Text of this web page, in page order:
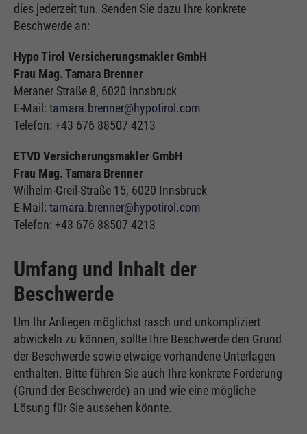
dies jederzeit tun. Senden Sie dazu Ihre konkrete
Beschwerde an:
Hypo Tirol Versicherungsmakler GmbH
Frau Mag. Tamara Brenner
Meraner Straße 8, 6020 Innsbruck
E-Mail: tamara.brenner@hypotirol.com
Telefon: +43 676 88507 4213
ETVD Versicherungsmakler GmbH
Frau Mag. Tamara Brenner
Wilhelm-Greil-Straße 15, 6020 Innsbruck
E-Mail: tamara.brenner@hypotirol.com
Telefon: +43 676 88507 4213
Umfang und Inhalt der
Beschwerde
Um Ihr Anliegen möglichst rasch und unkompliziert
abwickeln zu können, sollte Ihre Beschwerde den Grund
der Beschwerde sowie etwaige vorhandene Unterlagen
enthalten. Bitte führen Sie auch Ihre konkrete Forderung
(Grund der Beschwerde) an und wie eine mögliche
Lösung für Sie aussehen könnte.